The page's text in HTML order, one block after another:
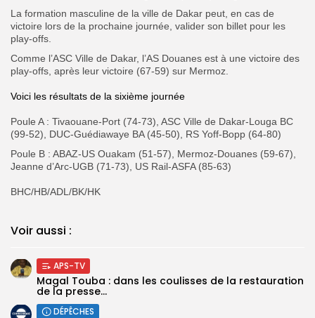
‎La formation masculine de la ville de Dakar peut, en cas de
victoire lors de la prochaine journée, valider son billet pour les
play-offs.
Comme l’ASC Ville de Dakar, l’AS Douanes est à une victoire des
play-offs, après leur victoire (67-59) sur Mermoz.
‎Voici les résultats de la sixième journée
‎Poule A : Tivaouane-Port (74-73), ASC Ville de Dakar-Louga BC
(99-52), DUC-Guédiawaye BA (45-50), RS Yoff-Bopp (64-80)
Poule B : ABAZ-US Ouakam (51-57), Mermoz-Douanes (59-67),
Jeanne d’Arc-UGB (71-73), US Rail-ASFA (85-63)
BHC/HB/ADL/BK/HK
Voir aussi :
APS-TV
Magal Touba : dans les coulisses de la restauration
de la presse...
DÉPÊCHES